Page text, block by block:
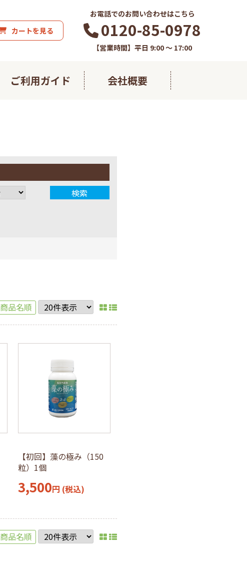
カートを見る
お電話でのお問い合わせはこちら
0120-85-0978
【営業時間】平日 9:00 ～ 17:00
すこやかグルコサミン
ご利用ガイド 会社概要
商品名順
【初回】藻の極み（150
粒）1個
3,500円 (税込)
商品名順